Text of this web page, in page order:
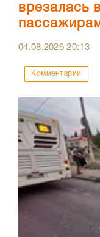
врезалась
04.08.202620:13
Комментарии